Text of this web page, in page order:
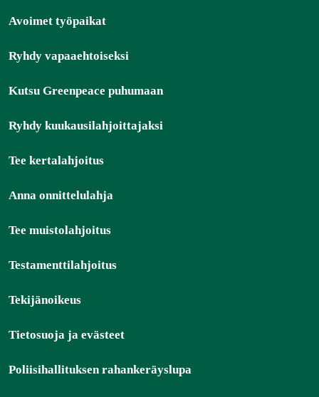
Avoimet työpaikat
Ryhdy vapaaehtoiseksi
Kutsu Greenpeace puhumaan
Ryhdy kuukausilahjoittajaksi
Tee kertalahjoitus
Anna onnittelulahja
Tee muistolahjoitus
Testamenttilahjoitus
Tekijänoikeus
Tietosuoja ja evästeet
Poliisihallituksen rahankeräyslupa